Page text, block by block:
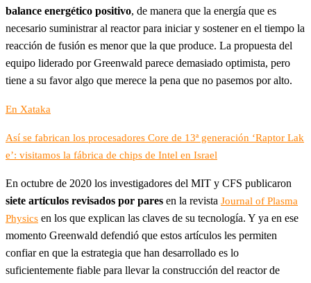
balance energético positivo, de manera que la energía que es
necesario suministrar al reactor para iniciar y sostener en el tiempo la
reacción de fusión es menor que la que produce. La propuesta del
equipo liderado por Greenwald parece demasiado optimista, pero
tiene a su favor algo que merece la pena que no pasemos por alto.
En Xataka
Así se fabrican los procesadores Core de 13ª generación ‘Raptor Lak
e’: visitamos la fábrica de chips de Intel en Israel
En octubre de 2020 los investigadores del MIT y CFS publicaron
siete artículos revisados por pares en la revista Journal of Plasma
Physics en los que explican las claves de su tecnología. Y ya en ese
momento Greenwald defendió que estos artículos les permiten
confiar en que la estrategia que han desarrollado es lo
suficientemente fiable para llevar la construcción del reactor de